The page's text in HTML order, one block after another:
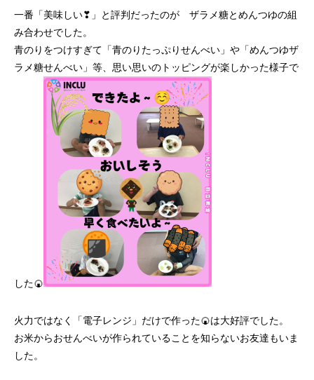
一番「美味しい❣」と評判だったのが ザラメ糖とめんつゆの組
み合わせでした。
青のりをつけすぎて「青のりたっぷりせんべい」や「めんつゆザ
ラメ糖せんべい」等、思い思いのトッピングが楽しかった様子で
した🍘
火力ではなく「電子レンジ」だけで作った🍘は大好評でした。
お米からおせんべいが作られていることを知らないお友達もいま
した。